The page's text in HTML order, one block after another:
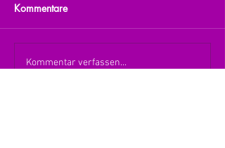
Kommentare
Kommentar verfassen...